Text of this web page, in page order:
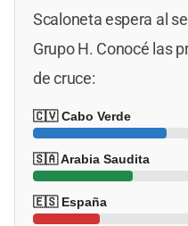
Scaloneta espera al
Grupo H. Conocé las
de cruce:
🇨🇻 Cabo Verde
🇸🇦 Arabia Saudita
🇪🇸 España